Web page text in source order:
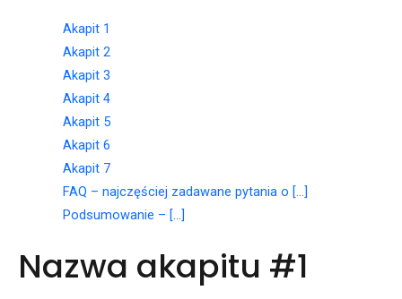
Akapit 1
Akapit 2
Akapit 3
Akapit 4
Akapit 5
Akapit 6
Akapit 7
FAQ – najczęściej zadawane pytania o […]
Podsumowanie – […]
Nazwa akapitu #1